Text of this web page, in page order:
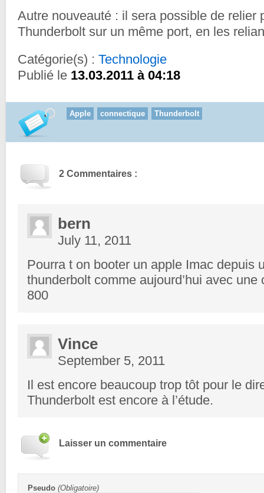
Autre nouveauté : il sera possible de relier
Thunderbolt sur un même port, en les
Catégorie(s) : Technologie
Publié le 13.03.2011 à 04:18
Apple connectique Thunderbolt
2 Commentaires :
bern
July 11, 2011
Pourra t on booter un apple Imac depuis
thunderbolt comme aujourd’hui avec
800
Vince
September 5, 2011
Il est encore beaucoup trop tôt pour le
Thunderbolt est encore à l’étude.
Laisser un commentaire
Pseudo (Obligatoire)